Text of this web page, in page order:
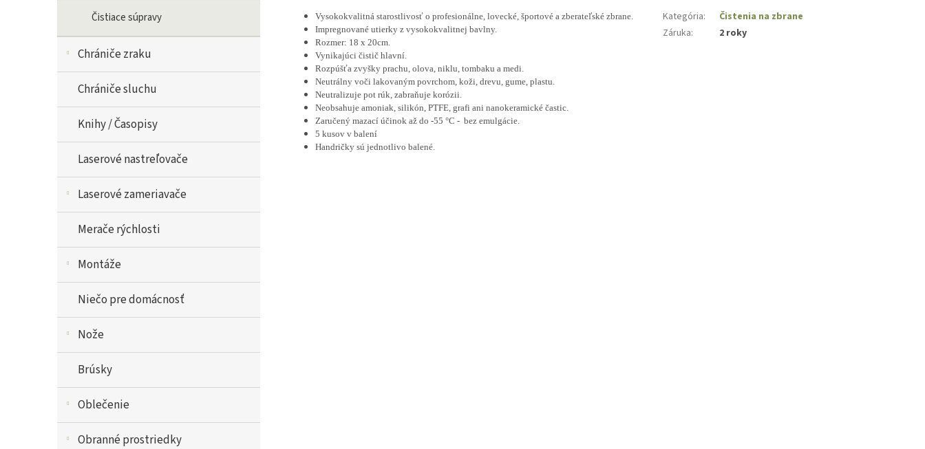
Čistiace súpravy
Chrániče zraku
Chrániče sluchu
Knihy / Časopisy
Laserové nastreľovače
Laserové zameriavače
Merače rýchlosti
Montáže
Niečo pre domácnosť
Nože
Brúsky
Oblečenie
Obranné prostriedky
Vysokokvalitná starostlivosť o profesionálne, lovecké, športové a zberateľské zbrane.
Impregnované utierky z vysokokvalitnej bavlny.
Rozmer: 18 x 20cm.
Vynikajúci čistič hlavní.
Rozpúšťa zvyšky prachu, olova, niklu, tombaku a medi.
Neutrálny voči lakovaným povrchom, koži, drevu, gume, plastu.
Neutralizuje pot rúk, zabraňuje korózii.
Neobsahuje amoniak, silikón, PTFE, grafi ani nanokeramické častic.
Zaručený mazací účinok až do -55 °C - bez emulgácie.
5 kusov v balení
Handričky sú jednotlivo balené.
Kategória:
Čistenia na zbrane
Záruka: 2 roky